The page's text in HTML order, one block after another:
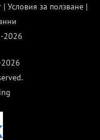
| Условия за ползване|
2026